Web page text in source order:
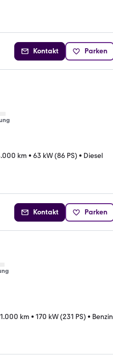
Kontakt Parken
km • 63 kW (86 PS) • Diesel
Kontakt Parken
km • 170 kW (231 PS) • Benzin